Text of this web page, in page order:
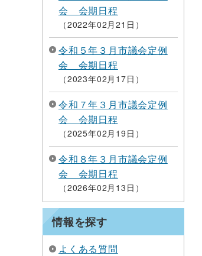
会 会期日程
2022年02月21日
令和５年３月市議会定例
会 会期日程
2023年02月17日
令和７年３月市議会定例
会 会期日程
2025年02月19日
令和８年３月市議会定例
会 会期日程
2026年02月13日
情報を探す
よくある質問